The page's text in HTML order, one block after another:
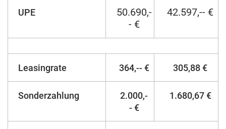
UPE
50.690,-
- €
42.597,-- €
Leasingrate 364,-- € 305,88 €
Sonderzahlung
2.000,-
- €
1.680,67 €